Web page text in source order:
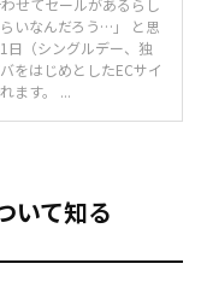
いなんだろう…」 と思
日（シングルデー、独
をはじめとしたECサイ
ます。 ...
いて知る